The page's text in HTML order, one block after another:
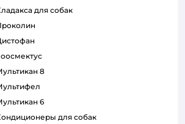
кладакса для собак
проколин
цистофан
зоосмектус
мультикан 8
мультифел
мультикан 6
кондиционеры для собак